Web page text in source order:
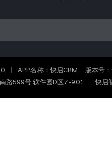
APP名称：快启CRM
版本号
路599号 软件园D区7-901
快启